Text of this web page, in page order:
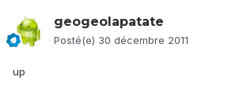
geogeolapatate
Posté(e) 30 décembre 2011
up